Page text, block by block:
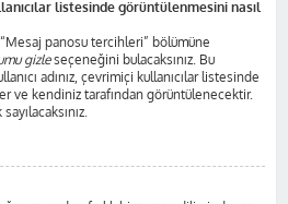
listesinde görüntülenmesini nasıl
panosu tercihleri” bölümüne
gizleseçeneğini bulacaksınız. Bu
adınız, çevrimiçi kullanıcılar listesinde
ve kendiniz tarafından görüntülenecektir.